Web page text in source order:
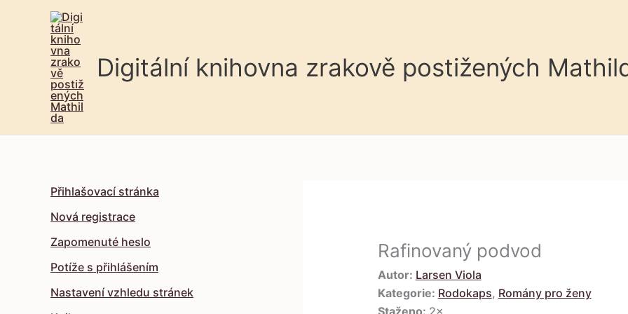
Digitální knihovna zrakově postižených
Přihlašovací stránka
Nová registrace
Zapomenuté heslo
Potíže s přihlášením
Nastavení vzhledu stránek
Rafinovaný podvod
Autor: Larsen Viola
Kategorie: Rodokaps, Romány pro ženy
Staženo: 2×